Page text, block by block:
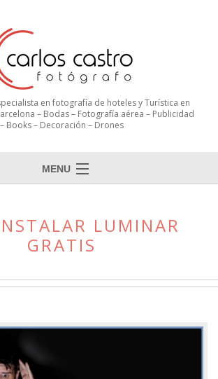
en fotografía de hoteles y Turística en
– Bodas – Fotografía aérea – Publicidad
– Books – Decoración – Drones
MENU
LUMINAR
GRATIS